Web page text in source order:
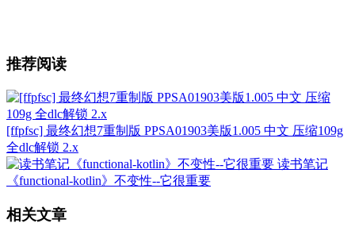
推荐阅读
[ffpfsc] 最终幻想7重制版 PPSA01903美版1.005 中文 压缩109g
全dlc解锁 2.x
读书笔记
《functional-kotlin》不变性--它很重要
相关文章